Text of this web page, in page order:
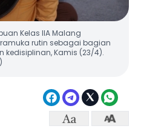
Kelas IIA Malang
rutin sebagai bagian
kedisiplinan, Kamis (23/4).